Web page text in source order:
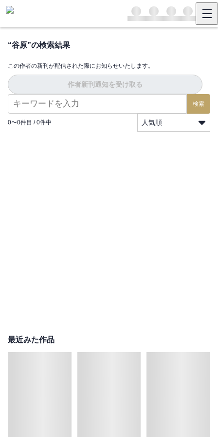
“谷原”の検索結果
この作者の新刊が配信された際にお知らせいたします。
作者新刊通知を受け取る
検索
0〜0件目 / 0件中 人気順
最近みた作品